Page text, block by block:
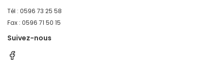
Tél : 0596 73 25 58
Fax : 0596 71 50 15
Suivez-nous